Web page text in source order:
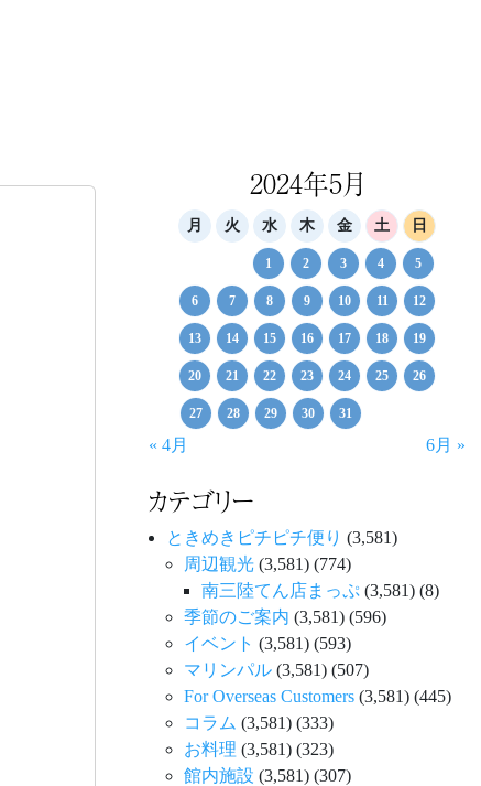
2024年5月
月 火 水 木 金 土 日
1 2 3 4 5
6 7 8 9 10 11 12
13 14 15 16 17 18 19
20 21 22 23 24 25 26
27 28 29 30 31
« 4月 6月 »
カテゴリー
ときめきピチピチ便り (3,581)
周辺観光 (3,581) (774)
南三陸てん店まっぷ (3,581) (8)
季節のご案内 (3,581) (596)
イベント (3,581) (593)
マリンパル (3,581) (507)
For Overseas Customers (3,581) (445)
コラム (3,581) (333)
お料理 (3,581) (323)
館内施設 (3,581) (307)